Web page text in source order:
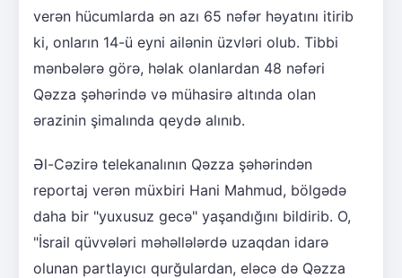
verən hücumlarda ən azı 65 nəfər həyatını itirib
ki, onların 14-ü eyni ailənin üzvləri olub. Tibbi
mənbələrə görə, həlak olanlardan 48 nəfəri
Qəzza şəhərində və mühasirə altında olan
ərazinin şimalında qeydə alınıb.
Əl-Cəzirə telekanalının Qəzza şəhərindən
reportaj verən müxbiri Hani Mahmud, bölgədə
daha bir "yuxusuz gecə" yaşandığını bildirib. O,
"İsrail qüvvələri məhəllələrdə uzaqdan idarə
olunan partlayıcı qurğulardan, eləcə də Qəzza